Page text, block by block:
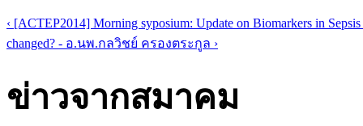
‹ [ACTEP2014] Morning syposium: Update on Biomarkers in
changed? - อ.นพ.กลวิชย์ ครองตระกูล ›
ข่าวจากสมาคม